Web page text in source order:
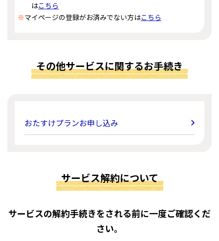
はこちら
※マイページの登録がお済みでない方はこちら
その他サービスに関するお手続き
おたすけプランお申し込み
サービス解約について
サービスの解約手続きをされる前に一度ご確認くだ
さい。